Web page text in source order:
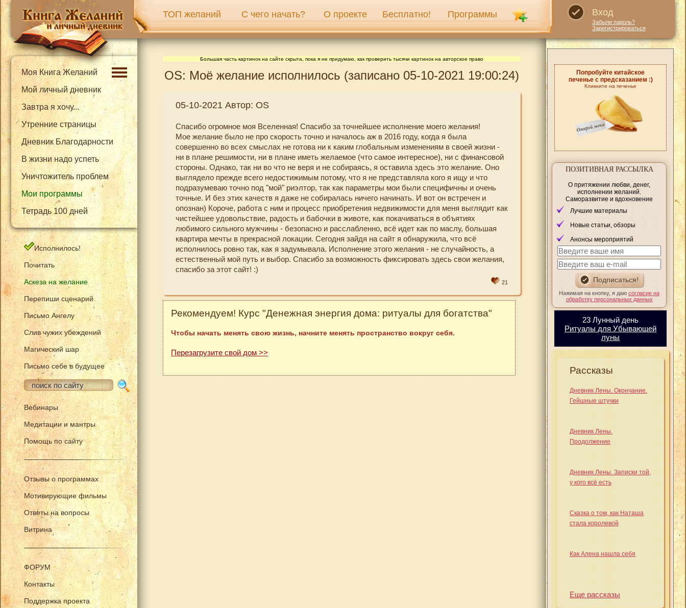
ТОП желаний С чего начать? О проекте Бесплатно! Программы Вход
Забыли пароль?
Зарегистрироваться
Моя Книга Желаний
Мой личный дневник
Завтра я хочу...
Утренние страницы
Дневник Благодарности
В жизни надо успеть
Уничтожитель проблем
Мои программы
Тетрадь 100 дней
Исполнилось!
Почитать
Аскеза на желание
Перепиши сценарий
Письмо Ангелу
Слив чужих убеждений
Магический шар
Письмо себе в будущее
Вебинары
Медитации и мантры
Помощь по сайту
Отзывы о программах
Мотивирующие фильмы
Ответы на вопросы
Витрина
ФОРУМ
Контакты
Поддержка проекта
Большая часть картинок на сайте скрыта, пока я не придумаю, как проверить тысячи картинок на авторское право
OS: Моё желание исполнилось (записано 05-10-2021 19:00:24)
05-10-2021 Автор: OS
Спасибо огромное моя Вселенная! Спасибо за точнейшее исполнение моего желания!
Мое желание было не про скорость точно и началось аж в 2016 году, когда я была
совершенно во всех смыслах не готова ни к каким глобальным изменениям в своей жизни -
ни в плане решимости, ни в плане иметь желаемое (что самое интересное), ни с финансовой
стороны. Однако, так ни во что не веря и не собираясь, я оставила здесь это желание. Оно
выглядело прежде всего недостижимым потому, что я не представляла кого я ищу и что
подразумеваю точно под "мой" риэлтор, так как параметры мои были специфичны и очень
точные. И без этих качеств я даже не собиралась ничего начинать. И вот он встречен и
опознан) Короче, работа с ним и процесс приобретения недвижимости для меня выглядит как
чистейшее удовольствие, радость и бабочки в животе, как покачиваться в объятиях
любимого сильного мужчины - безопасно и расслабленно, всё идет как по маслу, большая
квартира мечты в прекрасной локации. Сегодня зайдя на сайт я обнаружила, что всё
исполнилось ровно так, как я задумывала. Исполнение этого желания - не случайность, а
естественный мой путь и выбор. Спасибо за возможность фиксировать здесь свои желания,
спасибо за этот сайт! :)
21
Рекомендуем! Курс "Денежная энергия дома: ритуалы для богатства"
Чтобы начать менять свою жизнь, начните менять пространство вокруг себя.
Перезагрузите свой дом >>
Попробуйте китайское
печенье с предсказанием :)
Кликните на печенье
ПОЗИТИВНАЯ РАССЫЛКА
О притяжении любви, денег,
исполнении желаний.
Саморазвитие и вдохновение
Лучшие материалы
Новые статьи, обзоры
Анонсы мероприятий
Нажимая на кнопку, я даю согласие на
обработку персональных данных
23 Лунный день
Ритуалы для Убывающей
луны
Рассказы
Дневник Лены. Окончание.
Гейшные штучки
Дневник Лены.
Продолжение
Дневник Лены. Записки той,
у кого всё есть
Сказка о том, как Наташа
стала королевой
Как Алена нашла себя
Еще рассказы